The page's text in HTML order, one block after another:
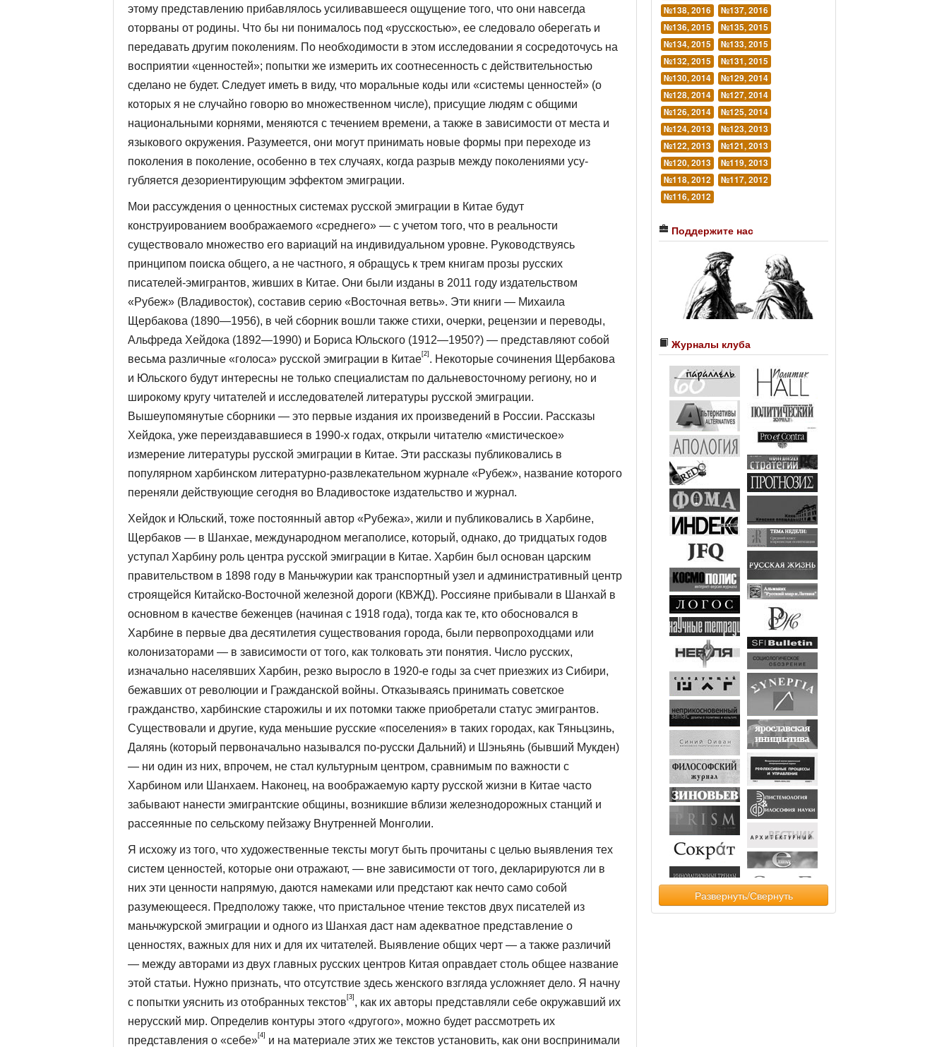
этому представлению прибавлялось уси­ливавшееся ощущение того, что они навсегда
оторваны от родины. Что бы ни понималось под «русскостью», ее следовало оберегать и
передавать дру­гим поколениям. По необходимости в этом исследовании я сосредоточусь на
восприятии «ценностей»; попытки же измерить их соотнесенность с действи­тельностью
сделано не будет. Следует иметь в виду, что моральные коды или «системы ценностей» (о
которых я не случайно говорю во множественном числе), присущие людям с общими
национальными корнями, меняются с течением времени, а также в зависимости от места и
языкового окружения. Разумеется, они могут принимать новые формы при переходе из
поколения в поколение, особенно в тех случаях, когда разрыв между поколениями усу­
губляется дезориентирующим эффектом эмиграции.
Мои рассуждения о ценностных системах русской эмиграции в Китае бу­дут
конструированием воображаемого «среднего» — с учетом того, что в ре­альности
существовало множество его вариаций на индивидуальном уровне. Руководствуясь
принципом поиска общего, а не частного, я обращусь к трем книгам прозы русских
писателей-эмигрантов, живших в Китае. Они были из­даны в 2011 году издательством
«Рубеж» (Владивосток), составив серию «Восточная ветвь». Эти книги — Михаила
Щербакова (1890—1956), в чей сборник вошли также стихи, очерки, рецензии и переводы,
Альфреда Хейдока (1892—1990) и Бориса Юльского (1912—1950?) — представляют собой
весьма различные «голоса» русской эмиграции в Китае[2] . Некоторые сочине­ния Щербакова
и Юльского будут интересны не только специалистам по дальневосточному региону, но и
широкому кругу читателей и исследователей литературы русской эмиграции.
Вышеупомянутые сборники — это первые издания их произведений в России. Рассказы
Хейдока, уже переиздавав­шиеся в 1990-х годах, открыли читателю «мистическое»
измерение литерату­ры русской эмиграции в Китае. Эти рассказы публиковались в
популярном харбинском литературно-развлекательном журнале «Рубеж», название кото­рого
переняли действующие сегодня во Владивостоке издательство и журнал.
Хейдок и Юльский, тоже постоянный автор «Рубежа», жили и публи­ковались в Харбине,
Щербаков — в Шанхае, международном мегаполисе, который, однако, до тридцатых годов
уступал Харбину роль центра рус­ской эмиграции в Китае. Харбин был основан царским
правительством в 1898 году в Маньчжурии как транспортный узел и административный центр
строящейся Китайско-Восточной железной дороги (КВЖД). Россия­не прибывали в Шанхай в
основном в качестве беженцев (начиная с 1918 го­да), тогда как те, кто обосновался в
Харбине в первые два десятилетия существования города, были первопроходцами или
колонизаторами — в за­висимости от того, как толковать эти понятия. Число русских,
изначаль­но населявших Харбин, резко выросло в 1920-е годы за счет приезжих из Сибири,
бежавших от революции и Гражданской войны. Отказываясь при­нимать советское
гражданство, харбинские старожилы и их потомки так­же приобретали статус эмигрантов.
Существовали и другие, куда меньшие русские «поселения» в таких городах, как Тяньцзинь,
Далянь (который первоначально назывался по-русски Дальний) и Шэньянь (бывший Мук­ден)
— ни один из них, впрочем, не стал культурным центром, сравнимым по важности с
Харбином или Шанхаем. Наконец, на воображаемую карту русской жизни в Китае часто
забывают нанести эмигрантские общины, воз­никшие вблизи железнодорожных станций и
рассеянные по сельскому пей­зажу Внутренней Монголии.
Я исхожу из того, что художественные тексты могут быть прочитаны с целью выявления тех
систем ценностей, которые они отражают, — вне зависимости от того, декларируются ли в
них эти ценности напрямую, даются намеками или предстают как нечто само собой
разумеющееся. Пред­положу также, что пристальное чтение текстов двух писателей из
маньчжур­ской эмиграции и одного из Шанхая даст нам адекватное представление о
ценностях, важных для них и для их читателей. Выявление общих черт — а также различий
— между авторами из двух главных русских центров Ки­тая оправдает столь общее название
этой статьи. Нужно признать, что от­сутствие здесь женского взгляда усложняет дело. Я начну
с попытки уяснить из отобранных текстов [3] , как их авторы представляли себе окружавший их
нерусский мир. Определив контуры этого «другого», можно будет рассмот­реть их
представления о «себе»[4]
и на материале этих же текстов установить, как они воспринимали
№138, 2016
№137, 2016
№136, 2015
№135, 2015
№134, 2015
№133, 2015
№132, 2015
№131, 2015
№130, 2014
№129, 2014
№128, 2014
№127, 2014
№126, 2014
№125, 2014
№124, 2013
№123, 2013
№122, 2013
№121, 2013
№120, 2013
№119, 2013
№118, 2012
№117, 2012
№116, 2012
Поддержите нас
Журналы клуба
Развернуть/Свернуть